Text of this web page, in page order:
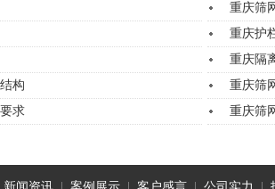
重庆筛
重庆护
重庆隔
构
重庆筛
求
重庆筛